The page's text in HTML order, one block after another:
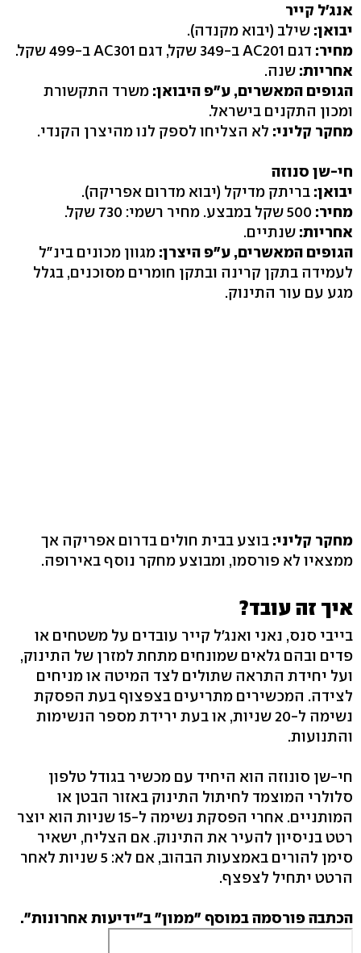
אנג'ל קייר
יבואן: שילב (יבוא מקנדה‭.(‬
מחיר: דגם ‭AC201‬ ב-349 שקל, דגם ‭AC301‬ ב-499 שקל.
אחריות: שנה.
הגופים המאשרים, ע"פ היבואן: משרד התקשורת
ומכון התקנים בישראל.
מחקר קליני: לא הצליחו לספק לנו מהיצרן הקנדי.
חי-שן סנוזה
יבואן: בריתק מדיקל (יבוא מדרום אפריקה‭.(‬
מחיר:
אחריות: שנתיים.
הגופים המאשרים, ע"פ היצרן: מגוון מכונים בינ"ל
לעמידה בתקן קרינה ובתקן חומרים מסוכנים, בגלל
מגע עם עור התינוק.
מחקר קליני: בוצע בבית חולים בדרום אפריקה אך
ממצאיו לא פורסמו, ומבוצע מחקר נוסף באירופה.
איך זה עובד?
בייבי סנס, נאני ואנג'ל קייר עובדים על משטחים או
פדים ובהם גלאים שמונחים מתחת למזרן של התינוק,
ועל יחידת התראה שתולים לצד המיטה או מניחים
לצידה. המכשירים מתריעים בצפצוף בעת הפסקת
נשימה ל-20 שניות, או בעת ירידת מספר הנשימות
והתנועות.
חי-שן סונוזה הוא היחיד עם מכשיר בגודל טלפון
סלולרי המוצמד לחיתול התינוק באזור הבטן או
המותניים. אחרי הפסקת נשימה ל-15 שניות הוא יוצר
רטט בניסיון להעיר את התינוק. אם הצליח, ישאיר
סימן להורים באמצעות הבהוב, אם לא: 5 שניות לאחר
הרטט יתחיל לצפצף.
הכתבה פורסמה במוסף "ממון" ב"ידיעות אחרונות".